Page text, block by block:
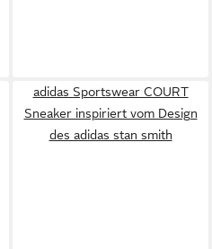
adidas Sportswear COURT
Sneaker inspiriert vom Design
des adidas stan smith